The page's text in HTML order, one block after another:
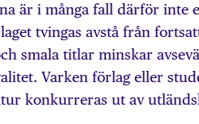
är i många fall därför inte
tvingas avstå från
smala titlar minskar
Varken förlag eller
konkurreras ut av